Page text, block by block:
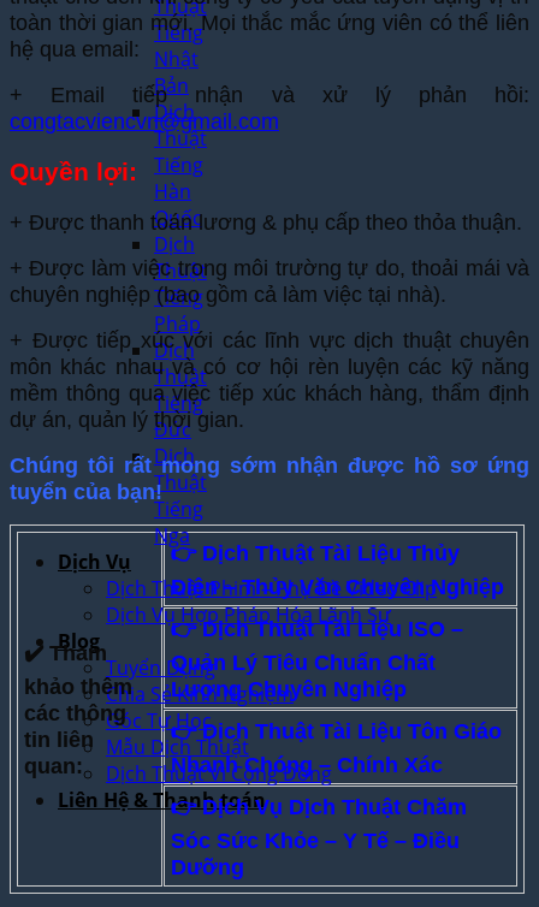
Thuật
Tiếng
Nhật
Bản
Dịch
Thuật
Tiếng
Hàn
Quốc
Dịch
Thuật
Tiếng
Pháp
Dịch
Thuật
Tiếng
Đức
Dịch
Thuật
Tiếng
Nga
Dịch Vụ
Dịch Thuật Phim – Phụ Đề Video Clip
Dịch Vụ Hợp Pháp Hóa Lãnh Sự
Blog
Tuyển Dụng
Chia Sẻ Kinh Nghiệm
Góc Tự Học
Mẫu Dịch Thuật
Dịch Thuật Vì Cộng Đồng
Liên Hệ & Thanh toán
toàn thời gian mới. Mọi thắc mắc ứng viên có thể liên
hệ qua email:
+ Email tiếp nhận và xử lý phản hồi:
congtacviencvn@gmail.com
Quyền lợi:
+ Được thanh toán lương & phụ cấp theo thỏa thuận.
+ Được làm việc trong môi trường tự do, thoải mái và
chuyên nghiệp (bao gồm cả làm việc tại nhà).
+ Được tiếp xúc với các lĩnh vực dịch thuật chuyên
môn khác nhau và có cơ hội rèn luyện các kỹ năng
mềm thông qua việc tiếp xúc khách hàng, thẩm định
dự án, quản lý thời gian.
Chúng tôi rất mong sớm nhận được hồ sơ ứng
tuyển của bạn!
✔️ Tham
khảo thêm
các thông
tin liên
quan:
👉 Dịch Thuật Tài Liệu Thủy
Điện – Thủy Văn Chuyên Nghiệp
👉 Dịch Thuật Tài Liệu ISO –
Quản Lý Tiêu Chuẩn Chất
Lượng Chuyên Nghiệp
👉Dịch Thuật Tài Liệu Tôn Giáo
Nhanh Chóng – Chính Xác
👉 Dịch Vụ Dịch Thuật Chăm
Sóc Sức Khỏe – Y Tế – Điều
Dưỡng